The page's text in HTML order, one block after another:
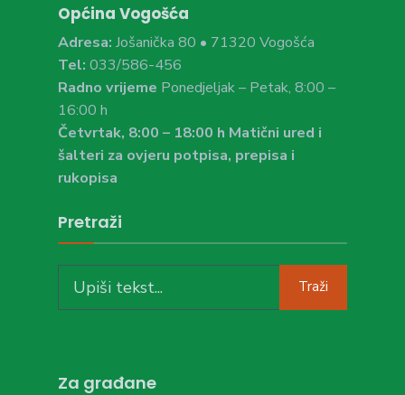
Općina Vogošća
Adresa: Jošanička 80 • 71320 Vogošća
Tel: 033/586-456
Radno vrijeme Ponedjeljak – Petak, 8:00 –
16:00 h
Četvrtak, 8:00 – 18:00 h Matični ured i
šalteri za ovjeru potpisa, prepisa i
rukopisa
Pretraži
for:
Traži
Za građane